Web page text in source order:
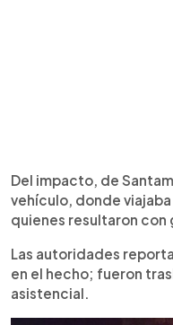
Del impacto, de
vehículo, donde
quienes resultaron con
Las autoridades
en el hecho; fueron
asistencial.